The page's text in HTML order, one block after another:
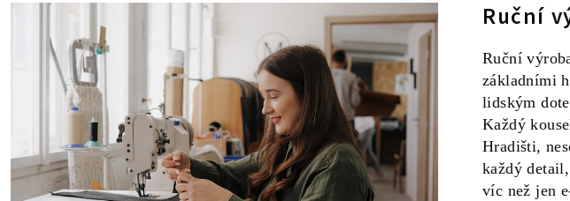
Ruční
Ruční
základními
lidským
Každý
Hradišti,
každý
víc než jen